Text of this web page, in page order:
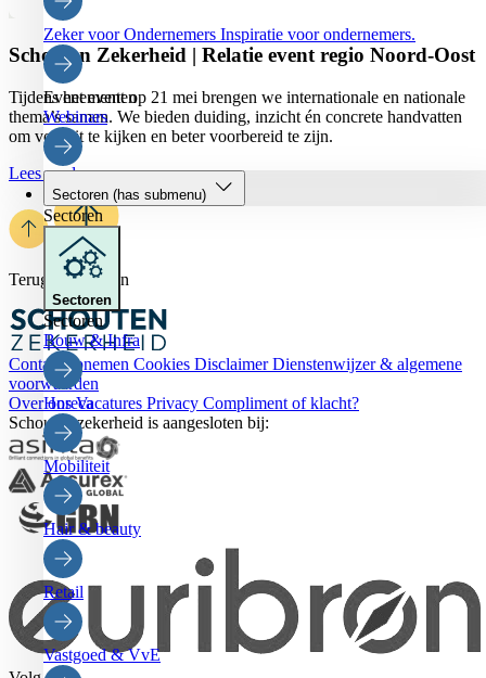
Zeker voor Ondernemers Inspiratie voor ondernemers.
Evenementen
Webinars
Sectoren (has submenu)
Sectoren
Sectoren
Sectoren
Bouw & Infra
Horeca
Mobiliteit
Hair & beauty
Retail
Vastgoed & VvE
Schouten Zekerheid | Relatie event regio Noord-Oost
Tijdens het event op 21 mei brengen we internationale en nationale
thema’s samen. We bieden duiding, inzicht én concrete handvatten
om vooruit te kijken en beter voorbereid te zijn.
Lees verder
Terug naar boven
Contact opnemen Cookies DisclaimerDienstenwijzer & algemene
voorwaarden
Over onsVacatures Privacy Compliment of klacht?
Schouten zekerheid is aangesloten bij: